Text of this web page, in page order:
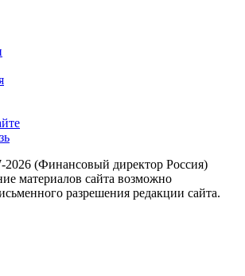
2026 (Финансовый директор Россия)
материалов сайта возможно
разрешения редакции сайта.